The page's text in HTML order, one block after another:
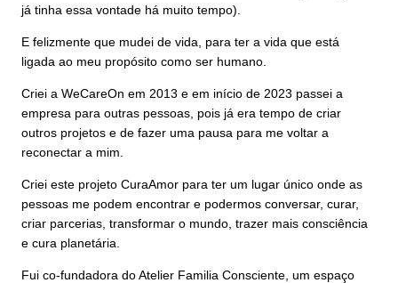
já tinha essa vontade há muito tempo).
E felizmente que mudei de vida, para ter a vida que está
ligada ao meu propósito como ser humano.
Criei a WeCareOn em 2013 e em início de 2023 passei a
empresa para outras pessoas, pois já era tempo de criar
outros projetos e de fazer uma pausa para me voltar a
reconectar a mim.
Criei este projeto CuraAmor para ter um lugar único onde as
pessoas me podem encontrar e podermos conversar, curar,
criar parcerias, transformar o mundo, trazer mais consciência
e cura planetária.
Fui co-fundadora do Atelier Familia Consciente, um espaço